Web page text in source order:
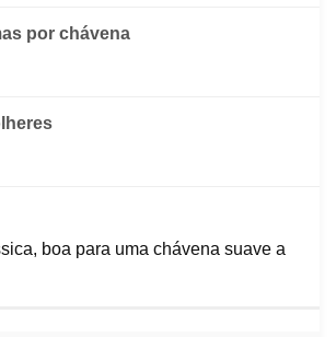
boa para uma chávena suave a